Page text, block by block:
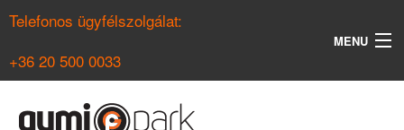
Telefonos ügyfélszolgálat:
+36 20 500 0033
MENU